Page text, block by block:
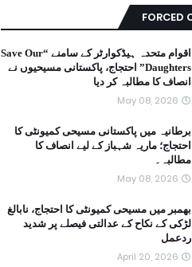
FORCED
اقوام متحدہ ہیڈکوارٹر کے سامنے “Save Our
Daughters” احتجاج، پاکستانی مسیحیوں نے
انصاف کا مطالبہ کر دیا
May 08, 2026
برطانیہ میں پاکستانی مسیحی کمیونٹی کا
احتجاج؛ ماریہ شہباز کے لیے انصاف کا
مطالبہ۔
May 08, 2026
بھمبر میں مسیحی کمیونٹی کا احتجاج، نابالغ
لڑکی کے نکاح کے عدالتی فیصلے پر شدید
ردعمل
April 20, 2026